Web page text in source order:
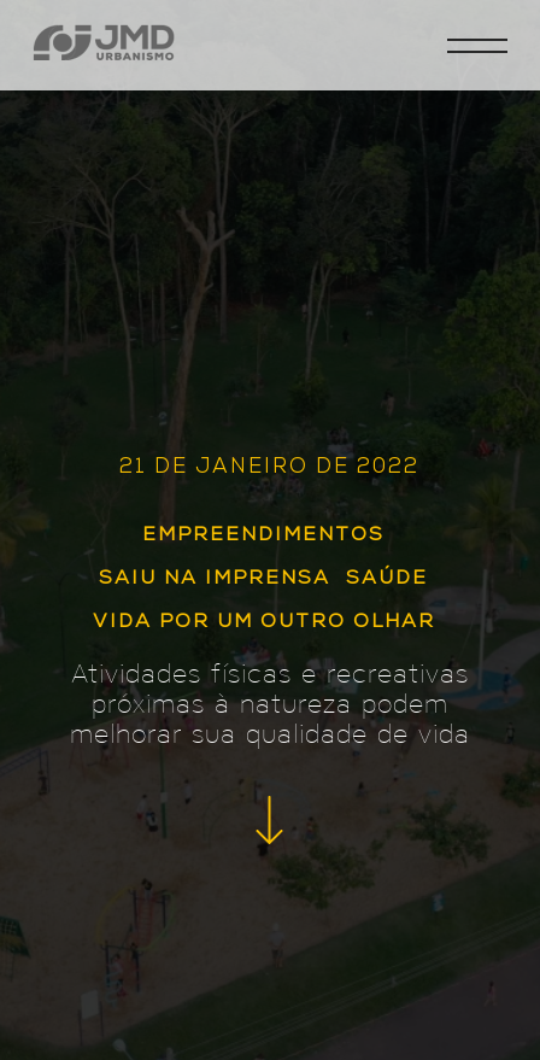
21 DE JANEIRO DE 2022
EMPREENDIMENTOS
SAIU NA IMPRENSA SAÚDE
VIDA POR UM OUTRO OLHAR
Atividades físicas e recreativas
próximas à natureza podem
melhorar sua qualidade de vida